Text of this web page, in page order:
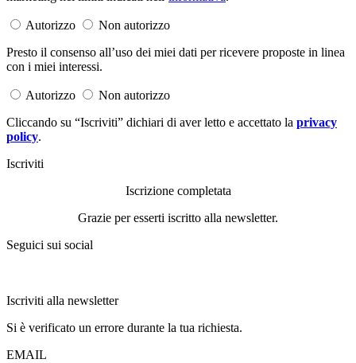
Autorizzo
Non autorizzo
Presto il consenso all’uso dei miei dati per ricevere proposte in linea
con i miei interessi.
Autorizzo
Non autorizzo
Cliccando su “Iscriviti” dichiari di aver letto e accettato la privacy
policy.
Iscriviti
Iscrizione completata
Grazie per esserti iscritto alla newsletter.
Seguici sui social
Iscriviti alla newsletter
Si è verificato un errore durante la tua richiesta.
EMAIL